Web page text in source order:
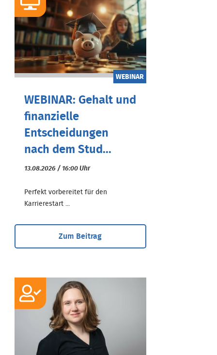
WEBINAR
WEBINAR: Gehalt und
finanzielle
Entscheidungen
nach dem Stud...
13.08.2026 / 16:00 Uhr
Perfekt vorbereitet für den
Karrierestart ...
Zum Beitrag